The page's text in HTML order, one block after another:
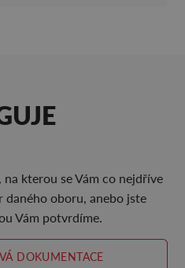
, na kterou se Vám co nejdříve
daného oboru, anebo jste
Vám potvrdíme.
DOKUMENTACE